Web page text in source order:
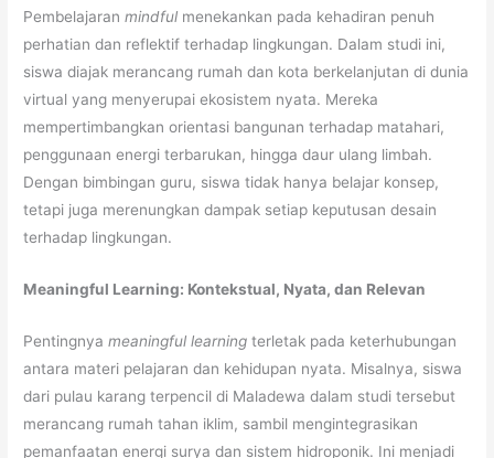
Pembelajaranmindful menekankan pada kehadiran penuh
perhatian dan reflektif terhadap lingkungan. Dalam studi ini,
siswa diajak merancang rumah dan kota berkelanjutan di dunia
virtual yang menyerupai ekosistem nyata. Mereka
mempertimbangkan orientasi bangunan terhadap matahari,
penggunaan energi terbarukan, hingga daur ulang limbah.
Dengan bimbingan guru, siswa tidak hanya belajar konsep,
tetapi juga merenungkan dampak setiap keputusan desain
terhadap lingkungan.
Meaningful Learning: Kontekstual, Nyata, dan Relevan
Pentingnyameaningful learning terletak pada keterhubungan
antara materi pelajaran dan kehidupan nyata. Misalnya, siswa
dari pulau karang terpencil di Maladewa dalam studi tersebut
merancang rumah tahan iklim, sambil mengintegrasikan
pemanfaatan energi surya dan sistem hidroponik. Ini menjadi